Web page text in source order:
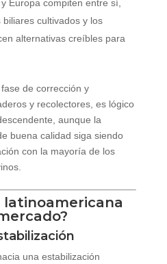
Europa compiten entre sí,
cultivados y los
alternativas creíbles para
de corrección y
y recolectores, es lógico
aunque la
buena calidad siga siendo
con la mayoría de los
latinoamericana
una estabilización